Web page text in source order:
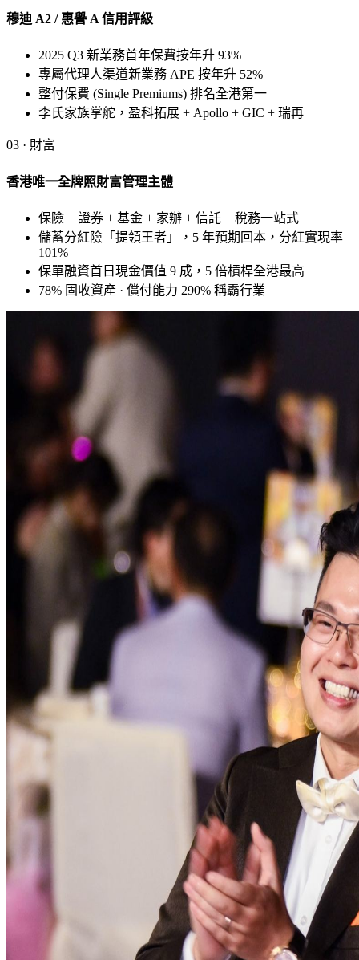
穆迪 A2 / 惠譽 A 信用評級
2025 Q3 新業務首年保費按年升 93%
專屬代理人渠道新業務 APE 按年升 52%
整付保費 (Single Premiums) 排名全港第一
李氏家族掌舵，盈科拓展 + Apollo + GIC + 瑞再
03 · 財富
香港唯一全牌照財富管理主體
保險 + 證券 + 基金 + 家辦 + 信託 + 稅務一站式
儲蓄分紅險「提領王者」，5 年預期回本，分紅實現率
101%
保單融資首日現金價值 9 成，5 倍槓桿全港最高
78% 固收資產 · 償付能力 290% 稱霸行業